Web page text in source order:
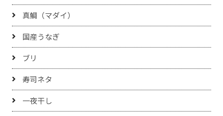
真鯛（マダイ）
国産うなぎ
ブリ
寿司ネタ
一夜干し